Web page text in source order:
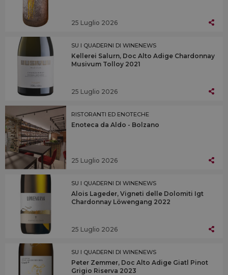
25 Luglio 2026
SU I QUADERNI DI WINENEWS
Kellerei Salurn, Doc Alto Adige Chardonnay
Musivum Tolloy 2021
25 Luglio 2026
RISTORANTI ED ENOTECHE
Enoteca da Aldo - Bolzano
25 Luglio 2026
SU I QUADERNI DI WINENEWS
Alois Lageder, Vigneti delle Dolomiti Igt
Chardonnay Löwengang 2022
25 Luglio 2026
SU I QUADERNI DI WINENEWS
Peter Zemmer, Doc Alto Adige Giatl Pinot
Grigio Riserva 2023